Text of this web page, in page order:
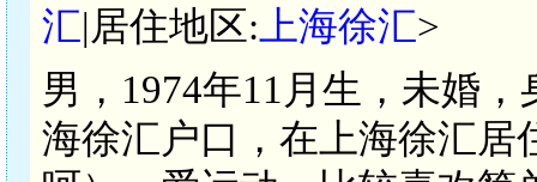
汇|居住地区: 上海徐汇>
男，1974年11月生，未婚
海徐汇户口，在上海徐汇居